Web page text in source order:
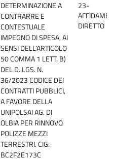
DETERMINAZIONE A
CONTRARRE E
CONTESTUALE
IMPEGNO DI SPESA, AI
SENSI DELL’ARTICOLO
50 COMMA 1 LETT. B)
DEL D. LGS. N.
36/2023 CODICE DEI
CONTRATTI PUBBLICI,
A FAVORE DELLA
UNIPOLSAI AG. DI
OLBIA PER RINNOVO
POLIZZE MEZZI
TERRESTRI. CIG:
BC2F2E173C
23-
DIRETTO